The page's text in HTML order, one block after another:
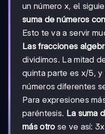
un número x, el
suma de números
Esto te va a servir
Las fracciones
dividimos. La mitad
quinta parte es x/5,
números diferentes
Para expresiones
paréntesis. La suma
más otro se ve así: